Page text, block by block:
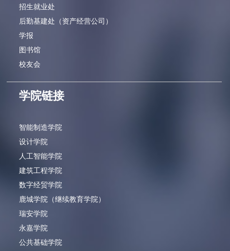
招生就业处
后勤基建处（资产经营公司）
学报
图书馆
校友会
学院链接
智能制造学院
设计学院
人工智能学院
建筑工程学院
数字经贸学院
鹿城学院（继续教育学院）
瑞安学院
永嘉学院
公共基础学院